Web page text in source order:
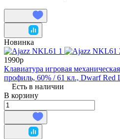
Новинка
1990р
Клавиатура игровая
профиль, 60% / 61 кл., Dwarf Red
Есть в наличии
В корзину